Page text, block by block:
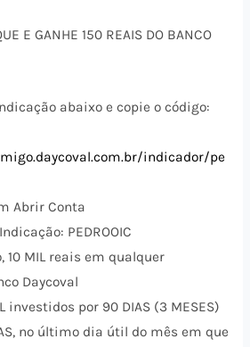
E GANHE 150 REAIS DO BANCO
abaixo e copie o código:
indicador/pe
Abrir Conta
PEDROOIC
MIL reais em qualquer
Daycoval
investidos por 90 DIAS (3 MESES)
no último dia útil do mês em que